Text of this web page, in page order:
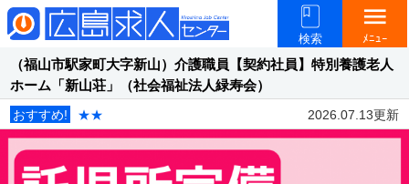
検索
menu
ﾒﾆｭｰ
（福山市駅家町大字新山）介護職員【契約社員】特別養護老人
ホーム「新山荘」（社会福祉法人緑寿会）
おすすめ! ★★ 2026.07.13更新